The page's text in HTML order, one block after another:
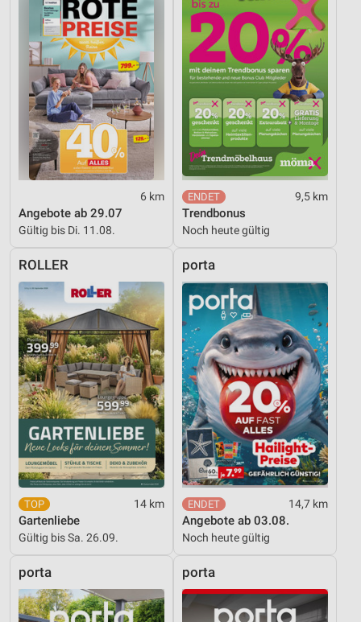
6 km
Angebote ab 29.07
Gültig bis Di. 11.08.
9,5 km
Trendbonus
Noch heute gültig
ROLLER
14 km
Gartenliebe
Gültig bis Sa. 26.09.
porta
14,7 km
Angebote ab 03.08.
Noch heute gültig
porta porta